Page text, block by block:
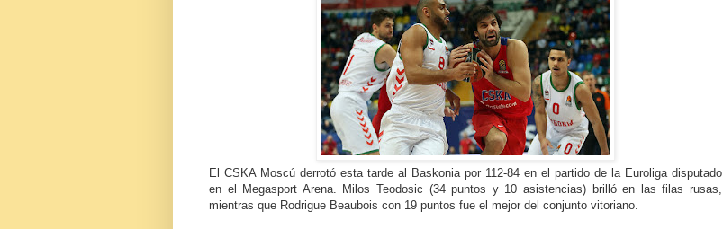
El CSKA Moscú derrotó esta tarde al Baskonia por 112-84 en el partido de la Euroliga disputado
en el Megasport Arena. Milos Teodosic (34 puntos y 10 asistencias) brilló en las filas rusas,
mientras que Rodrigue Beaubois con 19 puntos fue el mejor del conjunto vitoriano.